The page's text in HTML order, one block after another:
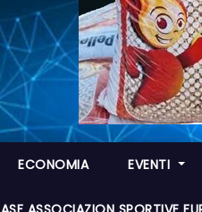
ECONOMIA EVENTI